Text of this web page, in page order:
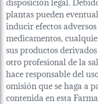
plantas pueden
inducir efectos
medicamentos,
sus productos
otro profesional de la
hace responsable del
omisión que se haga a
contenida en esta